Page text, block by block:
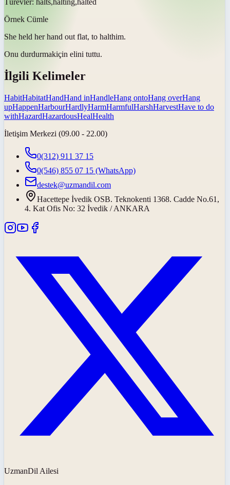
Örnek Cümle
She held her hand out flat, to halthim.
Onu durdurmakiçin elini tuttu.
İlgili Kelimeler
HabitHabitatHandHand inHandleHang ontoHang overHang
upHappenHarbourHardlyHarmHarmfulHarshHarvestHave to do
withHazardHazardousHealHealth
İletişim Merkezi (09.00 - 22.00)
0(312) 911 37 15
0(546) 855 07 15 (WhatsApp)
destek@uzmandil.com
Hacettepe İvedik OSB. Teknokenti 1368. Cadde No.61,
4. Kat Ofis No: 32 İvedik / ANKARA
UzmanDil Ailesi